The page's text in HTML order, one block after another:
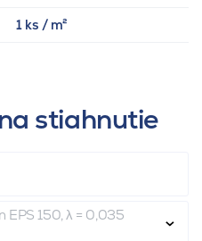
1 ks / m²
stiahnutie
EPS 150, λ = 0,035